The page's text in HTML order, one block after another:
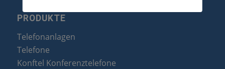
PRODUKTE
Telefonanlagen
Telefone
Konftel Konferenztelefone